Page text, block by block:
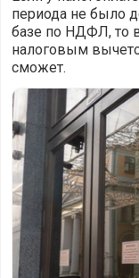
периода не было
базе по НДФЛ, то
налоговым
сможет.
Нет доходов – не